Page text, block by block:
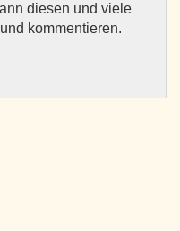
diesen und viele
kommentieren.